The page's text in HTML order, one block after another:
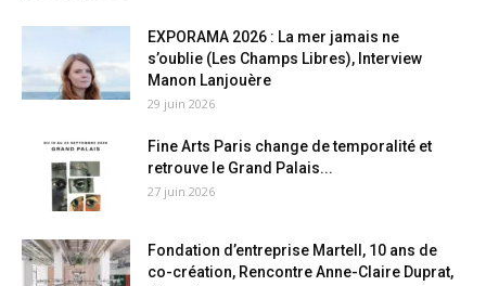
EXPORAMA 2026 : La mer jamais ne
s’oublie (Les Champs Libres), Interview
Manon Lanjouère
29 juin 2026
Fine Arts Paris change de temporalité et
retrouve le Grand Palais...
27 juin 2026
Fondation d’entreprise Martell, 10 ans de
co-création, Rencontre Anne-Claire Duprat,